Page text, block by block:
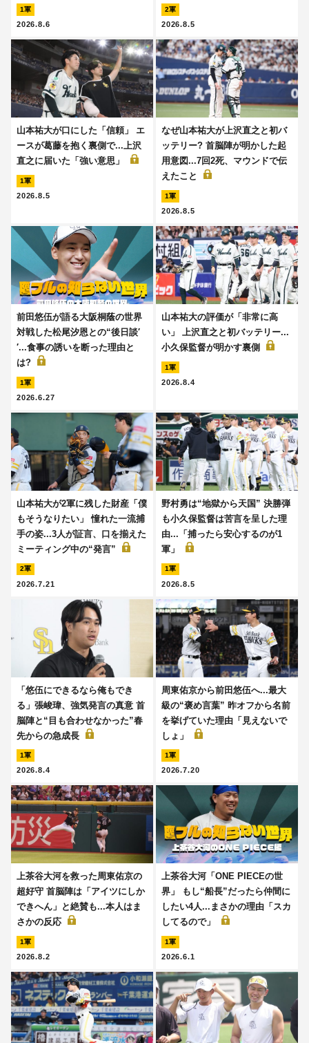
1軍
2026.8.6
2軍
2026.8.5
山本祐大が口にした「信頼」 エ
ースが葛藤を抱く裏側で...上沢
直之に届いた「強い意思」
1軍
2026.8.5
なぜ山本祐大が上沢直之と初バ
ッテリー? 首脳陣が明かした起
用意図...7回2死、マウンドで伝
えたこと
1軍
2026.8.5
前田悠伍が語る大阪桐蔭の世界
対戦した松尾汐恩との“後日談′
′...食事の誘いを断った理由と
は?
1軍
2026.6.27
山本祐大の評価が「非常に高
い」 上沢直之と初バッテリー...
小久保監督が明かす裏側
1軍
2026.8.4
山本祐大が2軍に残した財産「僕
もそうなりたい」 憧れた一流捕
手の姿...3人が証言、口を揃えた
ミーティング中の“発言”
2軍
2026.7.21
野村勇は“地獄から天国” 決勝弾
も小久保監督は苦言を呈した理
由...「捕ったら安心するのが1
軍」
1軍
2026.8.5
「悠伍にできるなら俺もでき
る」張峻瑋、強気発言の真意 首
脳陣と“目も合わせなかった”春
先からの急成長
1軍
2026.8.4
周東佑京から前田悠伍へ...最大
級の“褒め言葉” 昨オフから名前
を挙げていた理由「見えないで
しょ」
1軍
2026.7.20
上茶谷大河を救った周東佑京の
超好守 首脳陣は「アイツにしか
できへん」と絶賛も...本人はま
さかの反応
1軍
2026.8.2
上茶谷大河「ONE PIECEの世
界」 もし“船長”だったら仲間に
したい4人...まさかの理由「スカ
してるので」
1軍
2026.6.1